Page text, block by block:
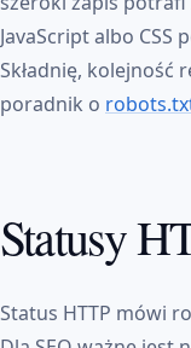
JavaScript albo
Składnię, kolejność
poradnik o
Statusy
Status HTTP mówi